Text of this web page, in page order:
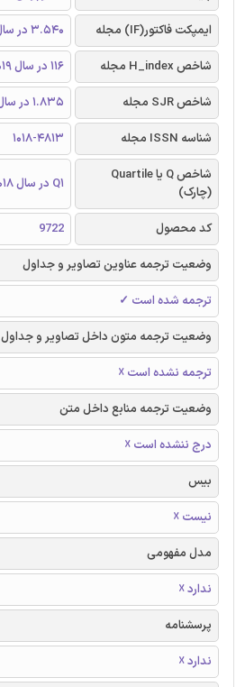
ایمپکت فاکتور(IF) مجله
3.540 در سال 2018
شاخص H_index مجله
116 در سال 2019
شاخص SJR مجله
1.835 در سال 2018
شناسه ISSN مجله
1018-4813
شاخص Q یا Quartile
(چارک)
Q1 در سال 2018
کد محصول
9722
وضعیت ترجمه عناوین تصاویر و جداول
ترجمه شده است ✓
وضعیت ترجمه متون داخل تصاویر و جداول
ترجمه نشده است ☓
وضعیت ترجمه منابع داخل متن
درج ننشده است ☓
بیس
نیست ☓
مدل مفهومی
ندارد ☓
پرسشنامه
ندارد ☓